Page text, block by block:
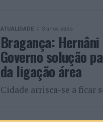
ATUALIDADE 3 anos atrás
Bragança:
Governo solução
da ligação área
Cidade arrisca-se a ficar